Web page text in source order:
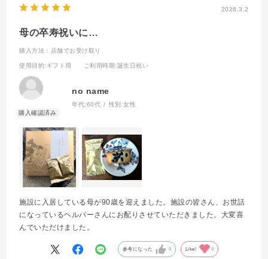
2026.3.2
母の卒寿祝いに…
購入方法：店舗でお受け取り
使用目的:ギフト用 ご利用時期:誕生日祝い
no name
年代:60代 性別:女性
施設に入居している母が90歳を迎えました。施設の皆さん、お世話
になっているヘルパーさんにお配りさせていただきました。大変喜
んでいただけました。
参考になった 0 Like! 0